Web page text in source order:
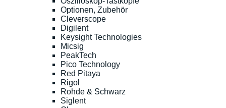
Optionen, Zubehör
Cleverscope
Digilent
Keysight Technologies
Micsig
PeakTech
Pico Technology
Red Pitaya
Rigol
Rohde & Schwarz
Siglent